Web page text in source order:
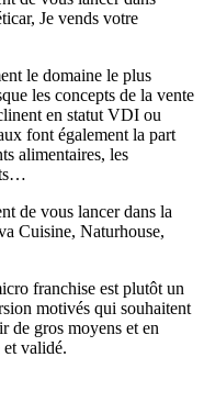
Je vends votre
le domaine le plus
les concepts de la vente
en statut VDI ou
font également la part
alimentaires, les
de vous lancer dans la
Cuisine, Naturhouse,
franchise est plutôt un
motivés qui souhaitent
de gros moyens et en
et validé.